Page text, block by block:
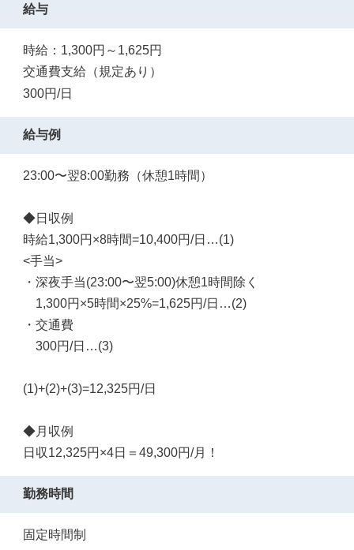
給与
時給：1,300円～1,625円
交通費支給（規定あり）
300円/日
給与例
23:00〜翌8:00勤務（休憩1時間）
◆日収例
時給1,300円×8時間=10,400円/日…(1)
<手当>
・深夜手当(23:00〜翌5:00)休憩1時間除く
1,300円×5時間×25%=1,625円/日…(2)
・交通費
300円/日…(3)
(1)+(2)+(3)=12,325円/日
◆月収例
日収12,325円×4日＝49,300円/月！
勤務時間
固定時間制